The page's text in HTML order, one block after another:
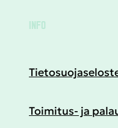
INFO
Toimitus- ja